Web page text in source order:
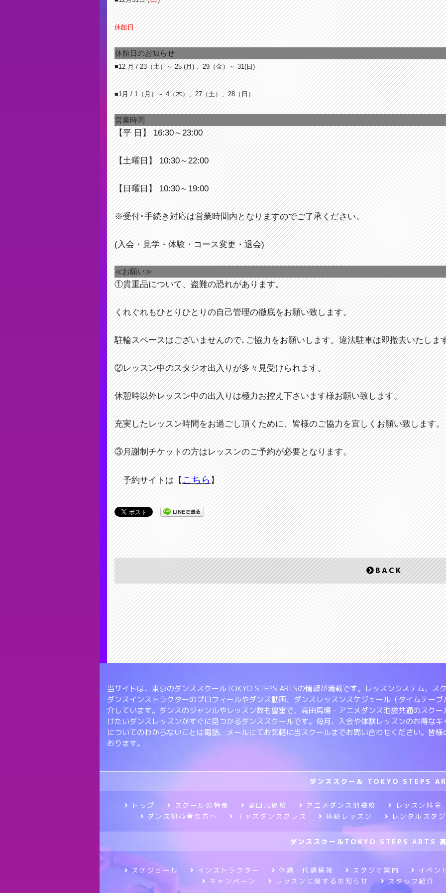
休館日
休館日のお知らせ
■12 月 / 23（土）～ 25 (月) 、29（金）～ 31(日)
■1月 / 1（月）～ 4（木）、27（土）、28（日）
営業時間
【平 日】 16:30～23:00
【土曜日】 10:30～22:00
【日曜日】 10:30～19:00
※受付･手続き対応は営業時間内となりますのでご了承ください。
(入会・見学・体験・コース変更・退会)
≪お願い≫
①貴重品について、盗難の恐れがあります。
くれぐれもひとりひとりの自己管理の徹底をお願い致します。
駐輪スペースはございませんので､ご協力をお願いします。違法駐車は即撤去いたしま
②レッスン中のスタジオ出入りが多々見受けられます。
休憩時以外レッスン中の出入りは極力お控え下さいます様お願い致します。
充実したレッスン時間をお過ごし頂くために、皆様のご協力を宜しくお願い致します。
③月謝制チケットの方はレッスンのご予約が必要となります。
予約サイトは【こちら】
BACK
当サイトは、東京のダンススクールTOKYO STEPS ARTSの情報が満載です。レッスンシステム、
ダンスインストラクターのプロフィールやダンス動画、ダンスレッスンスケジュール（タイムテー
介しています。ダンスのジャンルやレッスン数も豊富で、高田馬場・アニメダンス池袋共通のスク
けたいダンスレッスンがすぐに見つかるダンススクールです。毎月、入会や体験レッスンのお得な
についてのわからないことは電話、メールにてお気軽に当スクールまでお問い合わせください。皆
おります。
ダンススクール TOKYO STEPS
トップ スクールの特長 高田馬場校 アニメダンス池袋校
レッスン料金
ダンス初心者の方へ
キッズダンスクラス 体験レッスン レンタルスタ
ダンススクールTOKYO STEPS ARTS
スケジュール インストラクター 休講・代講情報 スタジオ案内
イベン
キャンペーン
レッスンに関するお知らせ スタッフ紹介